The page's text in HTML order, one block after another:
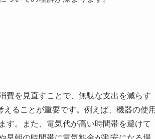
費を見直すことで、無駄な支出を減らす
ることが重要です。例えば、機器の使用
す。また、電気代が高い時間帯を避けて